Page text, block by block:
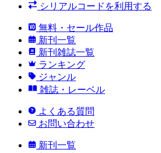
シリアルコードを利用する
無料・セール作品
新刊一覧
新刊雑誌一覧
ランキング
ジャンル
雑誌・レーベル
よくある質問
お問い合わせ
新刊一覧